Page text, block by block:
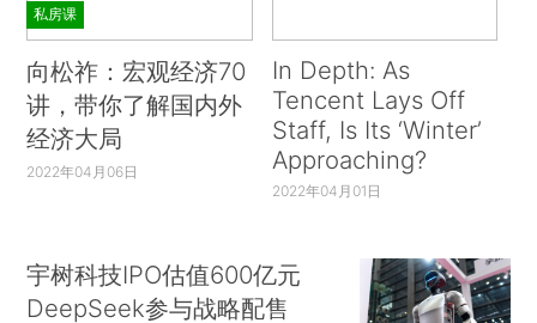
私房课
向松祚：宏观经济70
讲，带你了解国内外
经济大局
2022年04月06日
In Depth: As
Tencent Lays Off
Staff, Is Its ‘Winter’
Approaching?
2022年04月01日
宇树科技IPO估值600亿元
DeepSeek参与战略配售